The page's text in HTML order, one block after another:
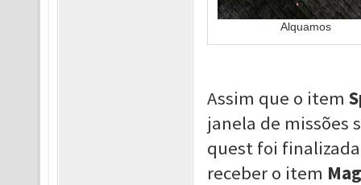
Alquamos
Assim que o item
janela de missões
quest foi
receber o item